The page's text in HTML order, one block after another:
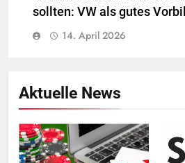
sollten: VW als gutes
14. April 2026
Aktuelle News